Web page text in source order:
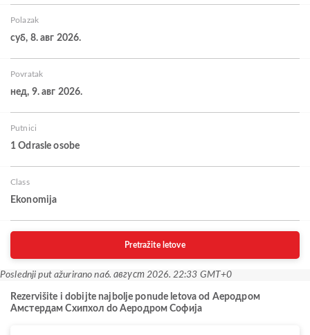
Polazak
суб, 8. авг 2026.
Povratak
нед, 9. авг 2026.
Putnici
1 Odrasle osobe
Class
Ekonomija
Pretražite letove
Poslednji put ažurirano na6. август 2026. 22:33 GMT+0
Rezervišite i dobijte najbolje ponude letova od Aеродром
Амстердам Схипхол do Аеродром Софија